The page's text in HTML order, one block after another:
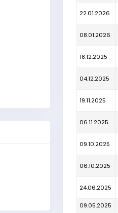
22.01.2026
08.01.2026
18.12.2025
04.12.2025
19.11.2025
06.11.2025
09.10.2025
06.10.2025
24.06.2025
09.05.2025